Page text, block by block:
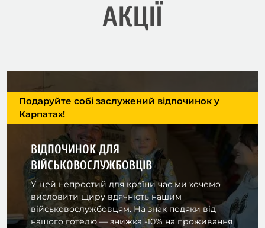
АКЦІЇ
Подаруйте собі заслужений відпочинок у
Карпатах!
ВІДПОЧИНОК ДЛЯ
ВІЙСЬКОВОСЛУЖБОВЦІВ
У цей непростий для країни час ми хочемо
висловити щиру вдячність нашим
військовослужбовцям. На знак подяки від
нашого готелю — знижка -10% на проживання